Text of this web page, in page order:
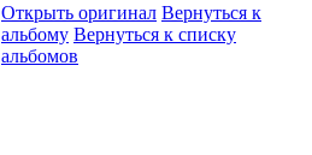
Открыть оригинал Вернуться к
альбому Вернуться к списку
альбомов